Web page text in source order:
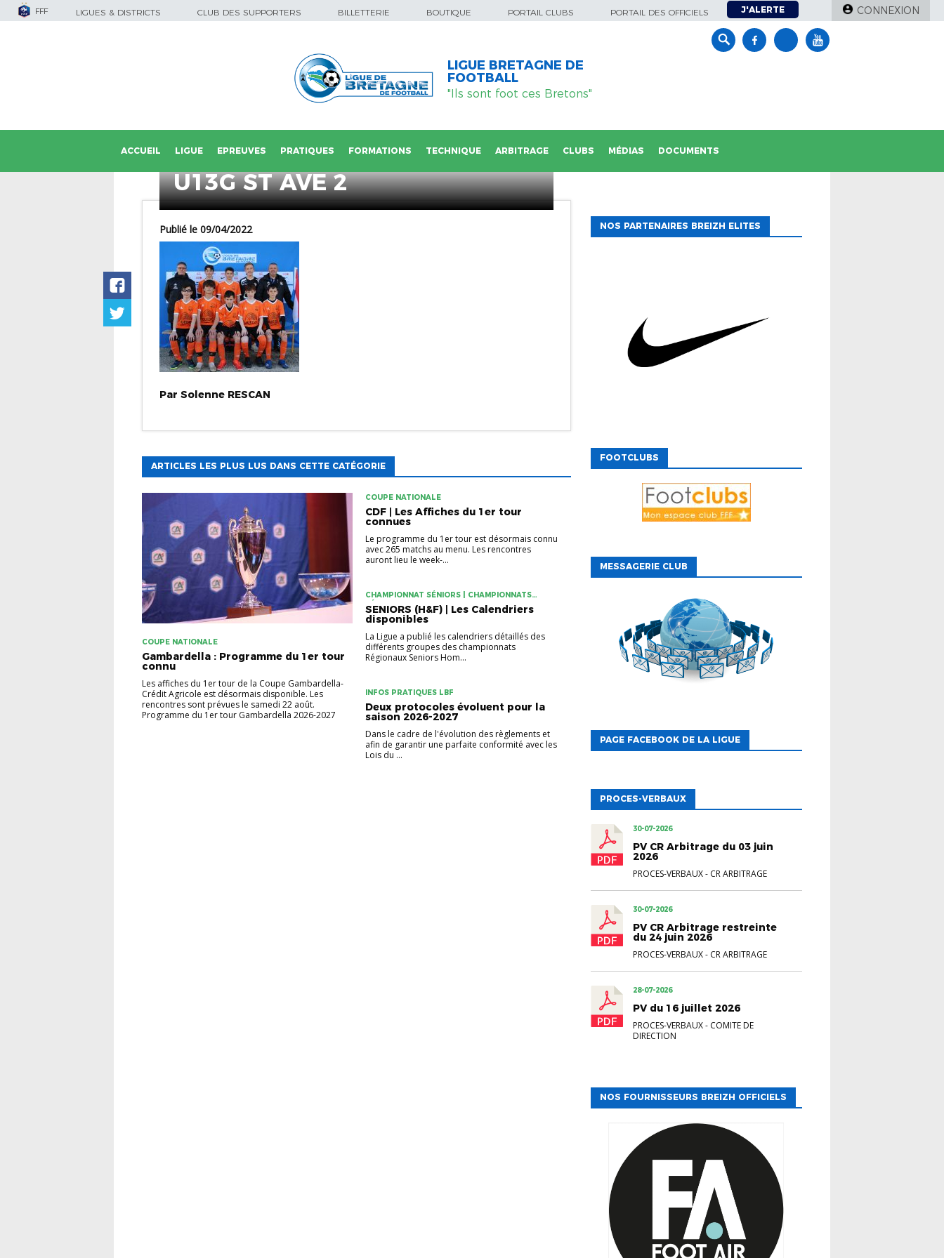
FFF LIGUES & DISTRICTS CLUB DES SUPPORTERS BILLETTERIE BOUTIQUE PORTAIL CLUBS PORTAIL DES OFFICIELS J'ALERTE CONNEXION
LIGUE BRETAGNE DE
FOOTBALL
"Ils sont foot ces Bretons"
ACCUEIL LIGUE EPREUVES PRATIQUES FORMATIONS TECHNIQUE ARBITRAGE CLUBS MÉDIAS DOCUMENTS
U13G ST AVE 2
Publié le 09/04/2022
Par Solenne RESCAN
ARTICLES LES PLUS LUS DANS CETTE CATÉGORIE
COUPE NATIONALE
Gambardella : Programme du 1er tour
connu
Les affiches du 1er tour de la Coupe Gambardella-
Crédit Agricole est désormais disponible. Les
rencontres sont prévues le samedi 22 août.
Programme du 1er tour Gambardella 2026-2027
COUPE NATIONALE
CDF | Les Affiches du 1er tour
connues
Le programme du 1er tour est désormais connu
avec 265 matchs au menu. Les rencontres
auront lieu le week-...
CHAMPIONNAT SÉNIORS | CHAMPIONNATS
FÉMININS
SENIORS (H&F) | Les Calendriers
disponibles
La Ligue a publié les calendriers détaillés des
différents groupes des championnats
Régionaux Seniors Hom...
INFOS PRATIQUES LBF
Deux protocoles évoluent pour la
saison 2026-2027
Dans le cadre de l'évolution des règlements et
afin de garantir une parfaite conformité avec les
Lois du ...
NOS PARTENAIRES BREIZH ELITES
FOOTCLUBS
MESSAGERIE CLUB
PAGE FACEBOOK DE LA LIGUE
PROCES-VERBAUX
30-07-2026
PV CR Arbitrage du 03 juin
2026
PROCES-VERBAUX- CR ARBITRAGE
30-07-2026
PV CR Arbitrage restreinte
du 24 juin 2026
PROCES-VERBAUX- CR ARBITRAGE
28-07-2026
PV du 16 juillet 2026
PROCES-VERBAUX- COMITE DE
DIRECTION
NOS FOURNISSEURS BREIZH OFFICIELS